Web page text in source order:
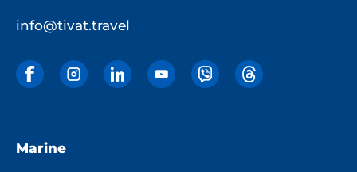
info@tivat.travel
Marine